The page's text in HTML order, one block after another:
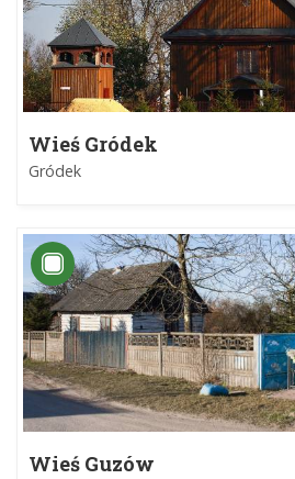
Wieś Gródek
Gródek
Wieś Guzów